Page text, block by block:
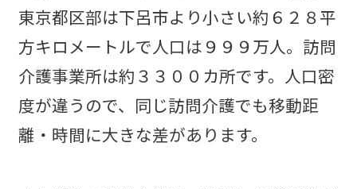
東京都区部は下呂市より小さい約６２８平
方キロメートルで人口は９９９万人。訪問
介護事業所は約３３００カ所です。人口密
度が違うので、同じ訪問介護でも移動距
離・時間に大きな差があります。